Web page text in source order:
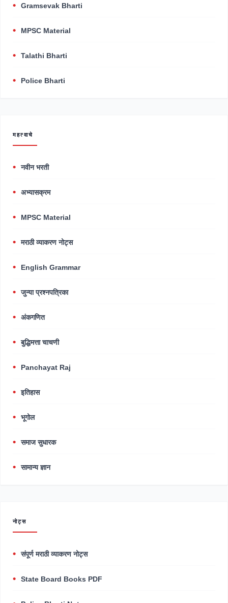
Gramsevak Bharti
MPSC Material
Talathi Bharti
Police Bharti
महत्वाचे
नवीन भरती
अभ्यासक्रम
MPSC Material
मराठी व्याकरण नोट्स
English Grammar
जुन्या प्रश्नपत्रिका
अंकगणित
बुद्धिमत्ता चाचणी
Panchayat Raj
इतिहास
भूगोल
समाज सुधारक
सामान्य ज्ञान
नोट्स
संपूर्ण मराठी व्याकरण नोट्स
State Board Books PDF